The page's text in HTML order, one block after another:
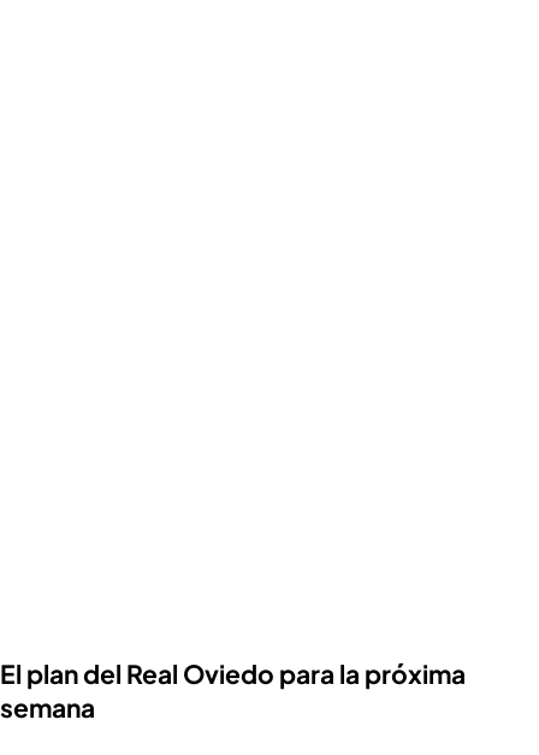
El plan del Real Oviedo para la próxima
semana